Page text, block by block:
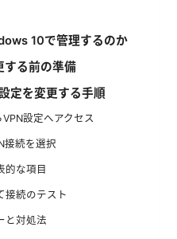
10で管理するのか
する前の準備
定を変更する手順
設定へアクセス
接続を選択
的な項目
接続のテスト
と対処法